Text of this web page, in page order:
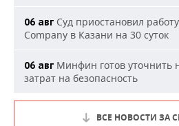
06 авг Суд приостановил
Company в Казани на 30 суток
06 авг Минфин готов уточнить
затрат на безопасность
ВСЕ НОВОСТИ ЗА